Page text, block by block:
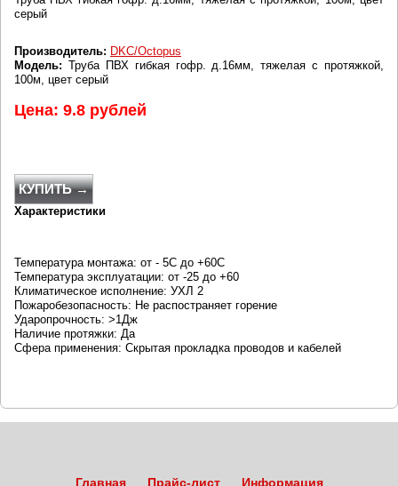
серый
Производитель: DKC/Octopus
Модель: Труба ПВХ гибкая гофр. д.16мм, тяжелая с протяжкой,
100м, цвет серый
Цена: 9.8 рублей
КУПИТЬ →
Характеристики
Температура монтажа: от - 5С до +60С
Температура эксплуатации: от -25 до +60
Климатическое исполнение: УХЛ 2
Пожаробезопасность: Не распостраняет горение
Ударопрочность: >1Дж
Наличие протяжки: Да
Сфера применения: Скрытая прокладка проводов и кабелей
Главная Прайс-лист Информация